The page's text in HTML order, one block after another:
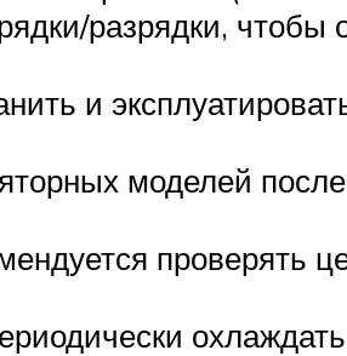
разрядки,
и
моделей
проверять